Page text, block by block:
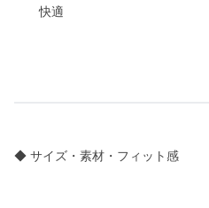
快適
◆ サイズ・素材・フィット感